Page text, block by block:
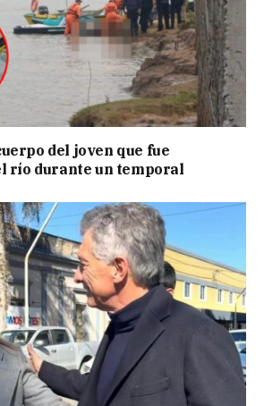
del joven que fue
río durante un temporal